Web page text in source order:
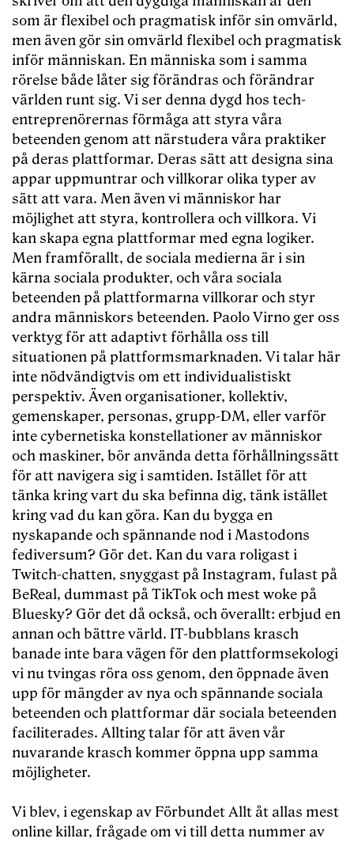
som är flexibel och pragmatisk inför sin omvärld,
men även gör sin omvärld flexibel och pragmatisk
inför människan. En människa som i samma
rörelse både låter sig förändras och förändrar
världen runt sig. Vi ser denna dygd hos tech-
entreprenörernas förmåga att styra våra
beteenden genom att närstudera våra praktiker
på deras plattformar. Deras sätt att designa sina
appar uppmuntrar och villkorar olika typer av
sätt att vara. Men även vi människor har
möjlighet att styra, kontrollera och villkora. Vi
kan skapa egna plattformar med egna logiker.
Men framförallt, de sociala medierna är i sin
kärna sociala produkter, och våra sociala
beteenden på plattformarna villkorar och styr
andra människors beteenden. Paolo Virno ger oss
verktyg för att adaptivt förhålla oss till
situationen på plattformsmarknaden. Vi talar här
inte nödvändigtvis om ett individualistiskt
perspektiv. Även organisationer, kollektiv,
gemenskaper, personas, grupp-DM, eller varför
inte cybernetiska konstellationer av människor
och maskiner, bör använda detta förhållningssätt
för att navigera sig i samtiden. Istället för att
tänka kring vart du ska befinna dig, tänk istället
kring vad du kan göra. Kan du bygga en
nyskapande och spännande nod i Mastodons
fediversum? Gör det. Kan du vara roligast i
Twitch-chatten, snyggast på Instagram, fulast på
BeReal, dummast på TikTok och mest woke på
Bluesky? Gör det då också, och överallt: erbjud en
annan och bättre värld. IT-bubblans krasch
banade inte bara vägen för den plattformsekologi
vi nu tvingas röra oss genom, den öppnade även
upp för mängder av nya och spännande sociala
beteenden och plattformar där sociala beteenden
faciliterades. Allting talar för att även vår
nuvarande krasch kommer öppna upp samma
möjligheter.
Vi blev, i egenskap av Förbundet Allt åt allas mest
online killar, frågade om vi till detta nummer av